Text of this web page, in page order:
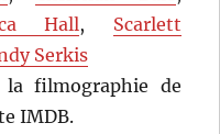
Hall, Scarlett
Serkis
filmographie de
IMDB.